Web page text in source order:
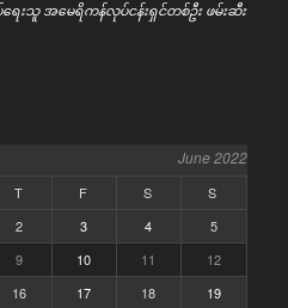
ေးသူ အမေရိကန်လုပ်ငန်းရှင်တစ်ဦး ဖမ်းဆီး
June 2022
T F S
S
2 3 4
5
9 10 11
12
16 17 18 19